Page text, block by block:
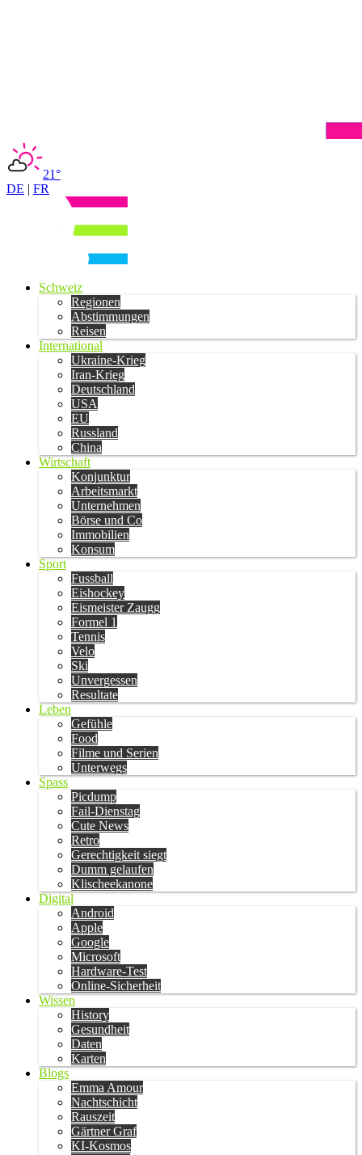
21°
DE | FR
Schweiz
Regionen
Abstimmungen
Reisen
International
Ukraine-Krieg
Iran-Krieg
Deutschland
USA
EU
Russland
China
Wirtschaft
Konjunktur
Arbeitsmarkt
Unternehmen
Börse und Co
Immobilien
Konsum
Sport
Fussball
Eishockey
Eismeister Zaugg
Formel 1
Tennis
Velo
Ski
Unvergessen
Resultate
Leben
Gefühle
Food
Filme und Serien
Unterwegs
Spass
Picdump
Fail-Dienstag
Cute News
Retro
Gerechtigkeit siegt
Dumm gelaufen
Klischeekanone
Digital
Android
Apple
Google
Microsoft
Hardware-Test
Online-Sicherheit
Wissen
History
Gesundheit
Daten
Karten
Blogs
Emma Amour
Nachtschicht
Rauszeit
Gärtner Graf
KI-Kosmos